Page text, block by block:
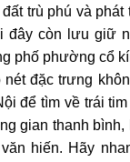
trù phú và phát
đây còn lưu giữ
phố phường cổ
nét đặc trưng
để tìm về trái
gian thanh
hiến. Hãy